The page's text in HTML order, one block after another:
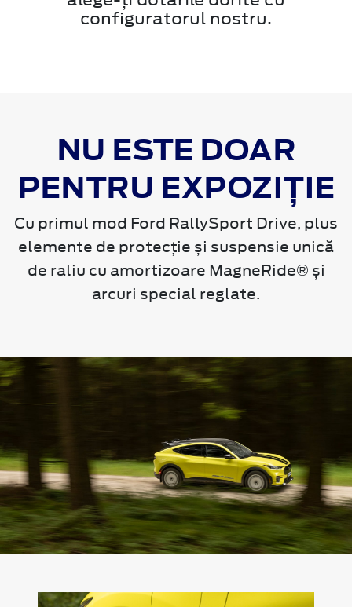
configuratorul nostru.
NU ESTE DOAR
PENTRU EXPOZIȚIE
Cu primul mod Ford RallySport Drive, plus
elemente de protecție și suspensie unică
de raliu cu amortizoare MagneRide® și
arcuri special reglate.